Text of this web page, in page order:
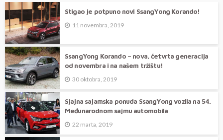
Stigao je potpuno novi SsangYong Korando!
11 novembra, 2019
SsangYong Korando – nova, četvrta generacija
od novembra i na našem tržištu!
30 oktobra, 2019
Sjajna sajamska ponuda SsangYong vozila na 54.
Međunarodnom sajmu automobila
22 marta, 2019